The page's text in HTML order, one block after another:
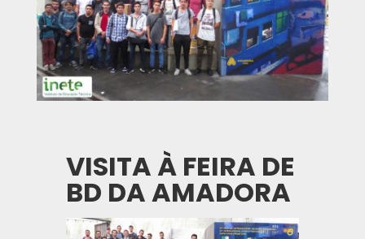
VISITA À FEIRA DE
BD DA AMADORA